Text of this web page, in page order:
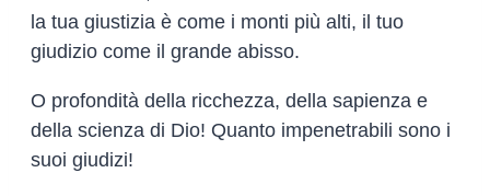
la tua giustizia è come i monti più alti, il tuo
giudizio come il grande abisso.
O profondità della ricchezza, della sapienza e
della scienza di Dio! Quanto impenetrabili sono i
suoi giudizi!